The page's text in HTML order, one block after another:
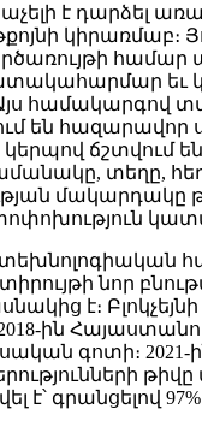
է դարձել
կիրառմաբ։
համար
եւ
համակարգով
են հազարավոր
ճշտվում
տեղը,
մակարդակը
տիրույթի նոր
է։
ին
գոտի։ 2021-ին
թիվը
է՝ գրանցելով